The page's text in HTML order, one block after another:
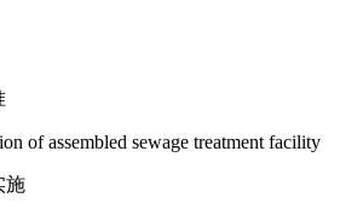
of assembled sewage treatment facility
施